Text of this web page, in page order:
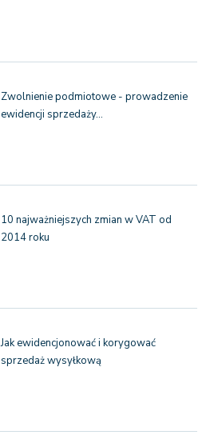
Zwolnienie podmiotowe - prowadzenie
ewidencji sprzedaży…
10 najważniejszych zmian w VAT od
2014 roku
Jak ewidencjonować i korygować
sprzedaż wysyłkową